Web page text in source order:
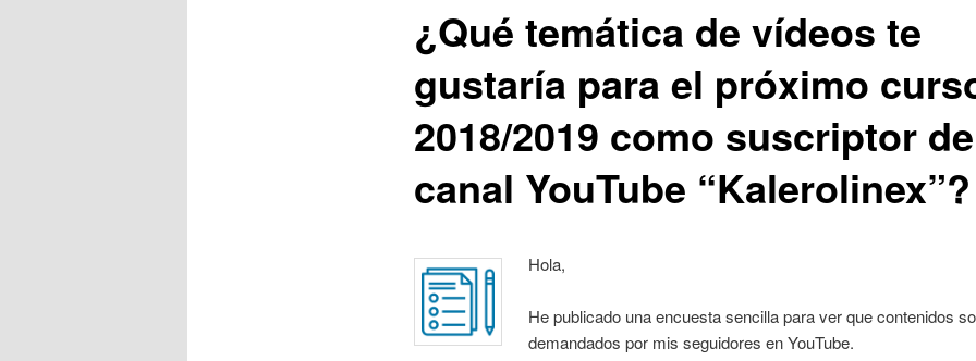
¿Qué temática de vídeos te
gustaría para el próximo
2018/2019 como suscriptor
canal YouTube “Kalerolinex”?
Hola,
He publicado una encuesta sencilla para ver que contenidos
demandados por mis seguidores en YouTube.